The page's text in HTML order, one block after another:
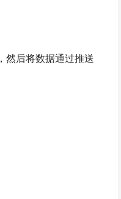
然后将数据通过推送